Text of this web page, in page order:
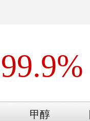
99.9%
甲醇